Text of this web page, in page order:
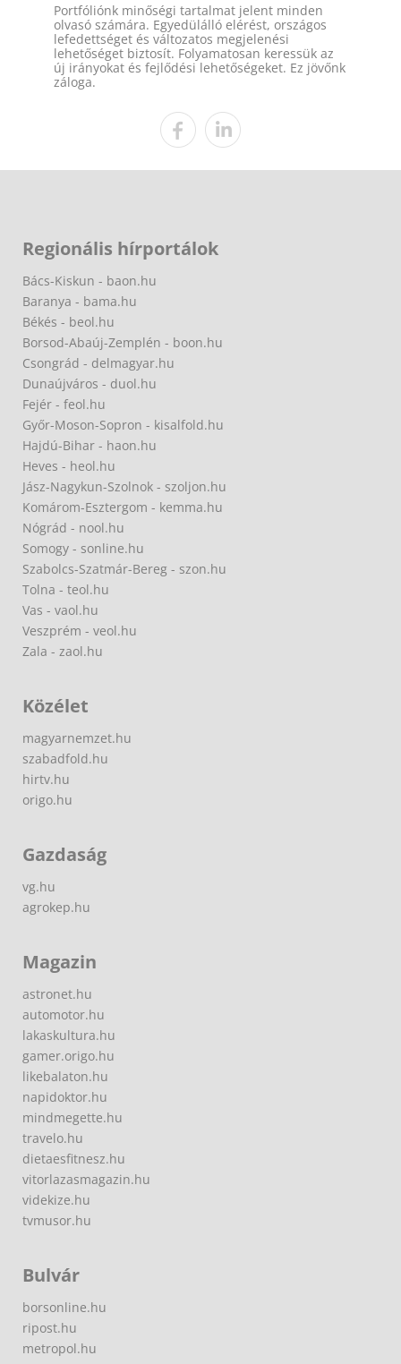
Portfóliónk minőségi tartalmat jelent minden
olvasó számára. Egyedülálló elérést, országos
lefedettséget és változatos megjelenési
lehetőséget biztosít. Folyamatosan keressük az
új irányokat és fejlődési lehetőségeket. Ez jövőnk
záloga.
Regionális hírportálok
Bács-Kiskun - baon.hu
Baranya - bama.hu
Békés - beol.hu
Borsod-Abaúj-Zemplén - boon.hu
Csongrád - delmagyar.hu
Dunaújváros - duol.hu
Fejér - feol.hu
Győr-Moson-Sopron - kisalfold.hu
Hajdú-Bihar - haon.hu
Heves - heol.hu
Jász-Nagykun-Szolnok - szoljon.hu
Komárom-Esztergom - kemma.hu
Nógrád - nool.hu
Somogy - sonline.hu
Szabolcs-Szatmár-Bereg - szon.hu
Tolna - teol.hu
Vas - vaol.hu
Veszprém - veol.hu
Zala - zaol.hu
Közélet
magyarnemzet.hu
szabadfold.hu
hirtv.hu
origo.hu
Gazdaság
vg.hu
agrokep.hu
Magazin
astronet.hu
automotor.hu
lakaskultura.hu
gamer.origo.hu
likebalaton.hu
napidoktor.hu
mindmegette.hu
travelo.hu
dietaesfitnesz.hu
vitorlazasmagazin.hu
videkize.hu
tvmusor.hu
Bulvár
borsonline.hu
ripost.hu
metropol.hu